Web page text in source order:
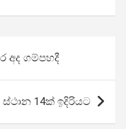
අද ගම්පහදී
14ක් ඉදිරියට